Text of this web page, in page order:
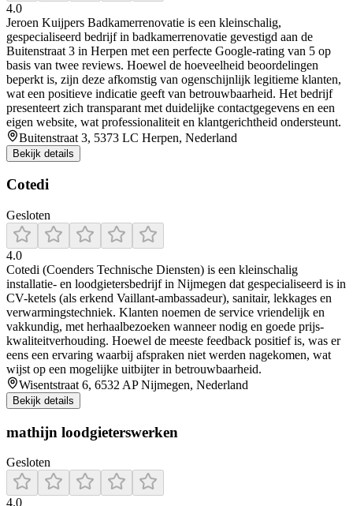
4.0
Jeroen Kuijpers Badkamerrenovatie is een kleinschalig,
gespecialiseerd bedrijf in badkamerrenovatie gevestigd aan de
Buitenstraat 3 in Herpen met een perfecte Google-rating van 5 op
basis van twee reviews. Hoewel de hoeveelheid beoordelingen
beperkt is, zijn deze afkomstig van ogenschijnlijk legitieme klanten,
wat een positieve indicatie geeft van betrouwbaarheid. Het bedrijf
presenteert zich transparant met duidelijke contactgegevens en een
eigen website, wat professionaliteit en klantgerichtheid ondersteunt.
Buitenstraat 3, 5373 LC Herpen, Nederland
Bekijk details
Cotedi
Gesloten
4.0
Cotedi (Coenders Technische Diensten) is een kleinschalig
installatie- en loodgietersbedrijf in Nijmegen dat gespecialiseerd is in
CV-ketels (als erkend Vaillant-ambassadeur), sanitair, lekkages en
verwarmingstechniek. Klanten noemen de service vriendelijk en
vakkundig, met herhaalbezoeken wanneer nodig en goede prijs-
kwaliteitverhouding. Hoewel de meeste feedback positief is, was er
eens een ervaring waarbij afspraken niet werden nagekomen, wat
wijst op een mogelijke uitbijter in betrouwbaarheid.
Wisentstraat 6, 6532 AP Nijmegen, Nederland
Bekijk details
mathijn loodgieterswerken
Gesloten
4.0